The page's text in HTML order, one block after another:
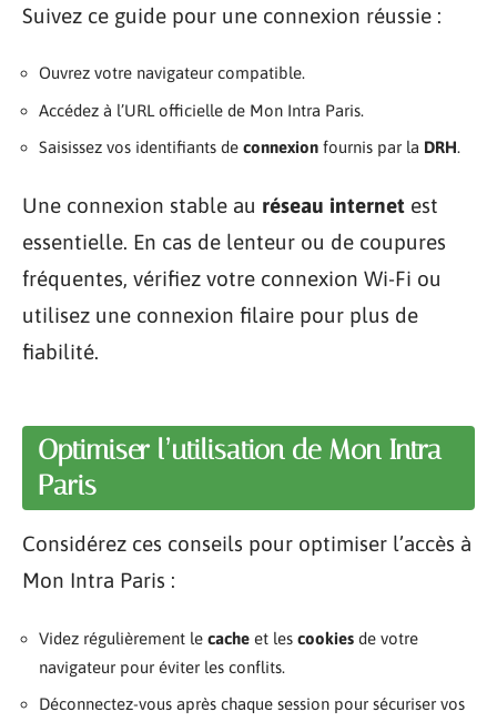
Suivez ce guide pour une connexion réussie :
Ouvrez votre navigateur compatible.
Accédez à l’URL officielle de Mon Intra Paris.
Saisissez vos identifiants de connexion fournis par la DRH.
Une connexion stable au réseau internet est
essentielle. En cas de lenteur ou de coupures
fréquentes, vérifiez votre connexion Wi-Fi ou
utilisez une connexion filaire pour plus de
fiabilité.
Optimiser l’utilisation de Mon Intra
Paris
Considérez ces conseils pour optimiser l’accès à
Mon Intra Paris :
Videz régulièrement le cache et les cookies de votre
navigateur pour éviter les conflits.
Déconnectez-vous après chaque session pour sécuriser vos